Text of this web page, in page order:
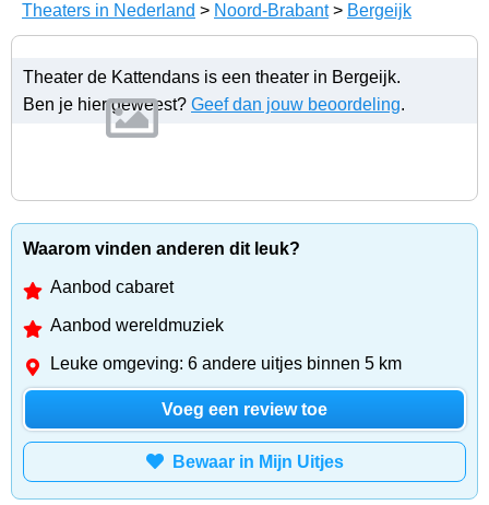
Theaters in Nederland > Noord-Brabant> Bergeijk
Theater de Kattendans is een theater in Bergeijk.
Ben je hier geweest? Geef dan jouw beoordeling.
Waarom vinden anderen dit leuk?
Aanbod cabaret
Aanbod wereldmuziek
Leuke omgeving: 6 andere uitjes binnen 5 km
Voeg een review toe
Bewaar in Mijn Uitjes